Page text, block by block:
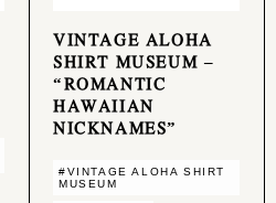
VINTAGE ALOHA
SHIRT MUSEUM –
“ROMANTIC
HAWAIIAN
NICKNAMES”
#VINTAGE ALOHA SHIRT
MUSEUM